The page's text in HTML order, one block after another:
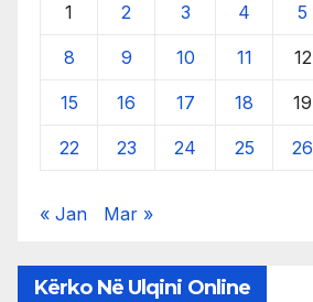
1 2 3 4 5
8 9 10 11 12
15 16 17 18 19
22 23 24 25 26
« Jan Mar »
Kërko Në Ulqini Online